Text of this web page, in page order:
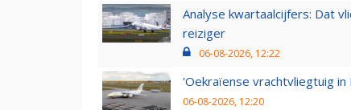
Analyse kwartaalcijfers: Dat
reiziger
06-08-2026, 12:22
'Oekraïense vrachtvliegtuig
06-08-2026, 12:20